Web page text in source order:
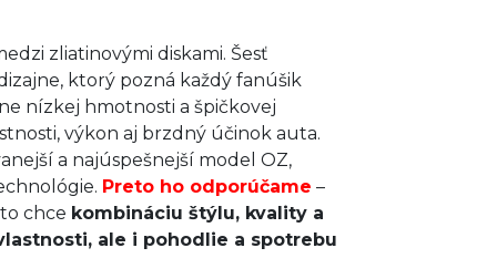
zliatinovými diskami. Šesť
ktorý pozná každý fanúšik
nízkej hmotnosti a špičkovej
výkon aj brzdný účinok auta.
a najúspešnejší model OZ,
Preto ho odporúčame –
chce kombináciu štýlu, kvality a
ale i pohodlie a spotrebu